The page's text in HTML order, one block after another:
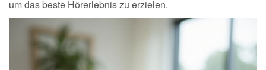
um das beste Hörerlebnis zu erzielen.